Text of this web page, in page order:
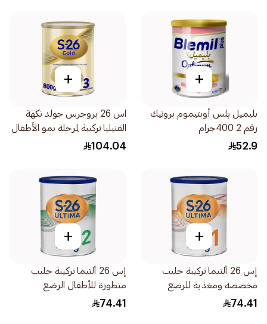
+
بليميل بلس أوبتيموم بروتيك
رقم 2 400جرام
52.9
+
اس 26 بروجرس جولد نكهة
الفنيليا تركيبة لمرحلة نمو الأطفال
المرحلة 800جرام
104.04
+
إس 26 ألتيما تركيبة حليب
مخصصة ومغذية للرضع
400جرام
74.41
+
إس 26 ألتيما تركيبة حليب
متطورة للأطفال الرضع
400جرام
74.41